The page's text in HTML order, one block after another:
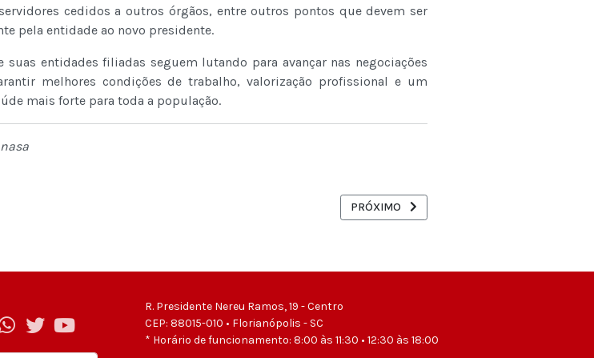
cedidos a outros órgãos, entre outros pontos que devem ser
pela entidade ao novo presidente.
suas entidades filiadas seguem lutando para avançar nas negociações
melhores condições de trabalho, valorização profissional e um
mais forte para toda a população.
REFORÇA COBRANÇA POR NEGOCIAÇÃO E VALORIZAÇÃO DOS SERVIDORES ADMINISTRATIVOS DE NÍVEL
PRÓXIMO ARTIGO: MESA SETORIAL DO MAPA
PRÓXIMO
R. Presidente Nereu Ramos, 19 - Centro
CEP: 88015-010 • Florianópolis - SC
* Horário de funcionamento: 8:00 às 11:30 • 12:30 às 18:00